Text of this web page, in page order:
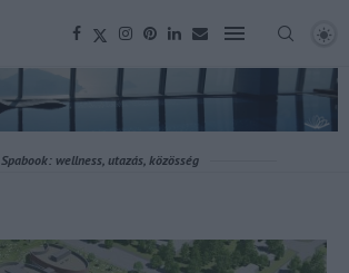
Spabook: wellness, utazás, közösség